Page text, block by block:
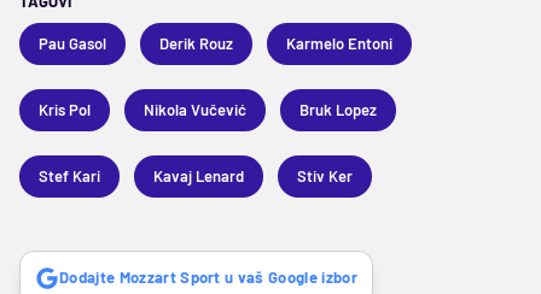
Pau Gasol Derik Rouz Karmelo Entoni
Kris Pol Nikola Vučević Bruk Lopez
Stef Kari Kavaj Lenard Stiv Ker
Dodajte Mozzart Sport u vaš Google izbor